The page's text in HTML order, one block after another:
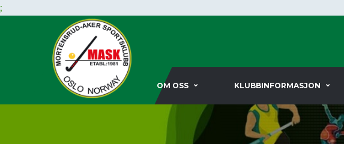
;
OM OSS KLUBBINFORMASJON